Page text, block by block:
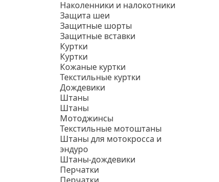
Наколенники и налокотники
Защита шеи
Защитные шорты
Защитные вставки
Куртки
Куртки
Кожаные куртки
Текстильные куртки
Дождевики
Штаны
Штаны
Мотоджинсы
Текстильные мотоштаны
Штаны для мотокросса и
эндуро
Штаны-дождевики
Перчатки